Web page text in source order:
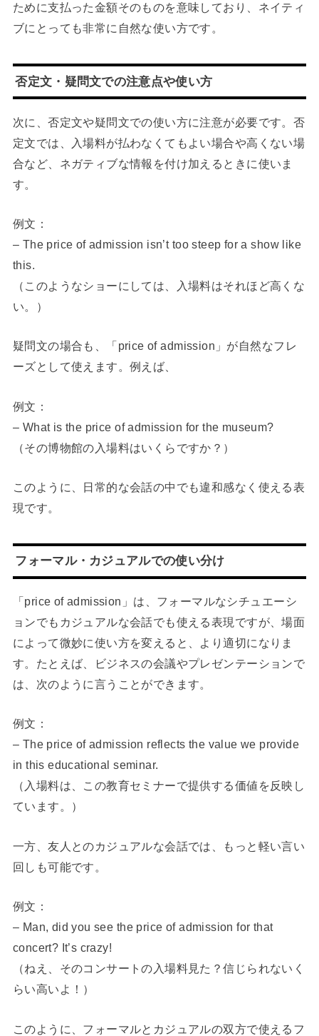
ために支払った金額そのものを意味しており、ネイティ
ブにとっても非常に自然な使い方です。
否定文・疑問文での注意点や使い方
次に、否定文や疑問文での使い方に注意が必要です。否
定文では、入場料が払わなくてもよい場合や高くない場
合など、ネガティブな情報を付け加えるときに使いま
す。
例文：
– The price of admission isn’t too steep for a show like
this.
（このようなショーにしては、入場料はそれほど高くな
い。）
疑問文の場合も、「price of admission」が自然なフレ
ーズとして使えます。例えば、
例文：
– What is the price of admission for the museum?
（その博物館の入場料はいくらですか？）
このように、日常的な会話の中でも違和感なく使える表
現です。
フォーマル・カジュアルでの使い分け
「price of admission」は、フォーマルなシチュエーシ
ョンでもカジュアルな会話でも使える表現ですが、場面
によって微妙に使い方を変えると、より適切になりま
す。たとえば、ビジネスの会議やプレゼンテーションで
は、次のように言うことができます。
例文：
– The price of admission reflects the value we provide
in this educational seminar.
（入場料は、この教育セミナーで提供する価値を反映し
ています。）
一方、友人とのカジュアルな会話では、もっと軽い言い
回しも可能です。
例文：
– Man, did you see the price of admission for that
concert? It’s crazy!
（ねえ、そのコンサートの入場料見た？信じられないく
らい高いよ！）
このように、フォーマルとカジュアルの双方で使えるフ